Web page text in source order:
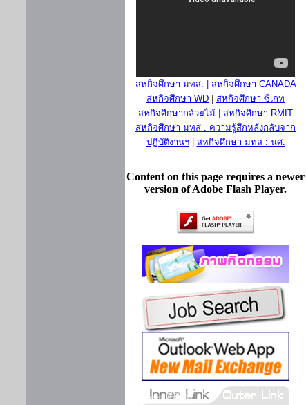
สหกิจศึกษา มทส.
สหกิจศึกษา CANADA
สหกิจศึกษา WD
สหกิจศึกษา ซีเกท
สหกิจศึกษากล้วยไม้
สหกิจศึกษา RMIT
สหกิจศึกษา มทส : ความรู้สึกหลังกลับจาก
ปฏิบัติงานฯ| สหกิจศึกษา มทส : นศ.
Content on this page requires a newer
version of Adobe Flash Player.